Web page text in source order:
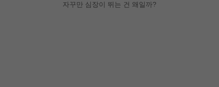
자꾸만 심장이 뛰는 건 왜일까?